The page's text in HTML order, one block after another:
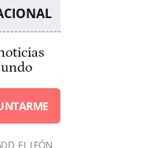
EL LEÓN